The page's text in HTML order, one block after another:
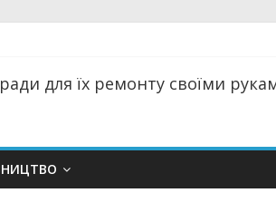
для їх ремонту своїми